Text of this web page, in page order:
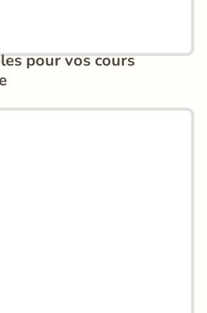
pour vos cours